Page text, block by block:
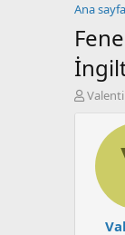
Ana sayfa
K